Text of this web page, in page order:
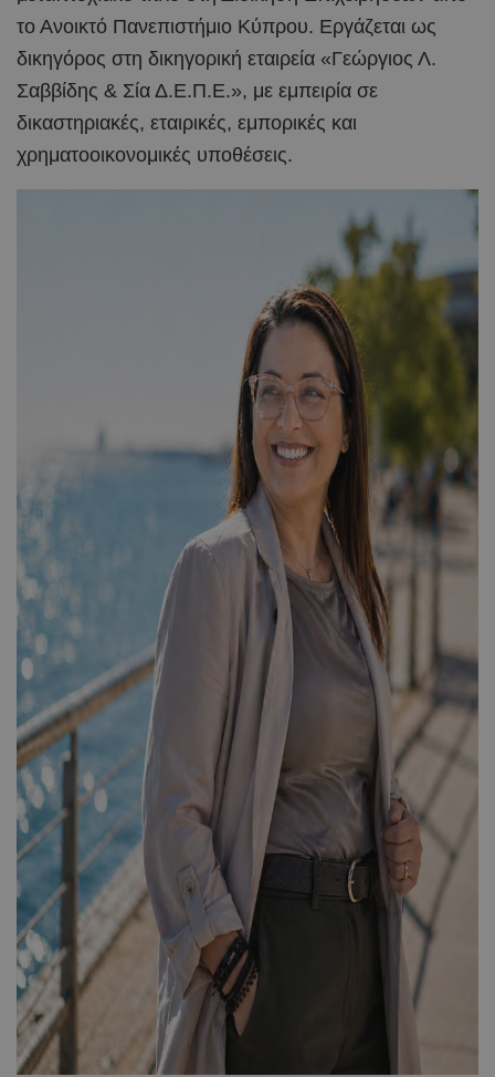
το Ανοικτό Πανεπιστήμιο Κύπρου. Εργάζεται ως
δικηγόρος στη δικηγορική εταιρεία «Γεώργιος Λ.
Σαββίδης & Σία Δ.Ε.Π.Ε.», με εμπειρία σε
δικαστηριακές, εταιρικές, εμπορικές και
χρηματοοικονομικές υποθέσεις.